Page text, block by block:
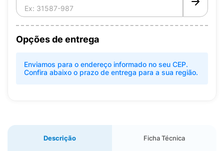
Opções de entrega
Enviamos para o endereço informado no seu CEP.
Confira abaixo o prazo de entrega para a sua região.
Descrição Ficha Técnica